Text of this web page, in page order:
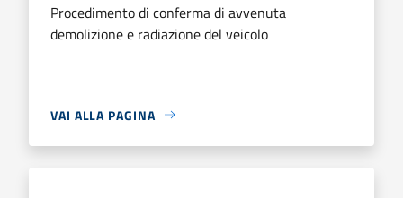
Procedimento di conferma di avvenuta
demolizione e radiazione del veicolo
VAI ALLA PAGINA